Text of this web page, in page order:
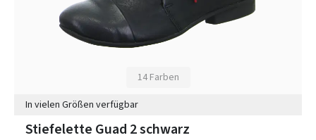
14 Farben
In vielen Größen verfügbar
Stiefelette Guad 2 schwarz